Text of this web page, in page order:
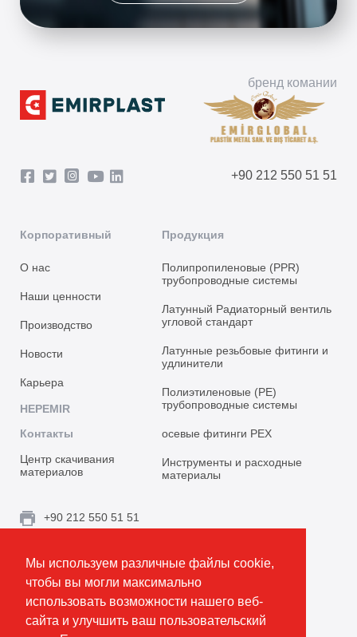
Мы используем различные файлы cookie,
чтобы вы могли максимально
использовать возможности нашего веб-
сайта и улучшить ваш пользовательский
бренд комании
+90 212 550 51 51
Корпоративный
О нас
Наши ценности
Производство
Новости
Карьера
HEPEMIR
Контакты
Центр скачивания
материалов
Продукция
Полипропиленовые (PPR)
трубопроводные системы
Латунный Радиаторный вентиль
угловой стандарт
Латунные резьбовые фитинги и
удлинители
Полиэтиленовые (PE)
трубопроводные системы
осевые фитинги PEX
Инструменты и расходные
материалы
+90 212 550 51 51
Topçular Mh. Rami Kışla Cad. İncirlik Sok. No.16A,